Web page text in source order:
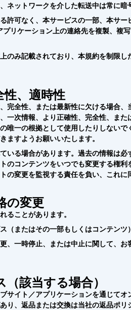
ネットワークを介した転送中は常に暗
許可なく、本サービスの一部、本サ
リケーション上の連絡先を複製、複
のみ記載されており、本規約を制限
性、適時性
完全性、または最新性に欠ける場合
一次情報、より正確性、完全性、ま
唯一の根拠として使用したりしないで
ますようお願いいたします。
いる場合があります。過去の情報は
のコンテンツをいつでも変更する権
の変更を監視する責任を負い、これに
の変更
ることがあります。
（またはその一部もしくはコンテンツ
、一時停止、または中止に関して、
該当する場合）
サイト／アプリケーションを通じて
り、返品または交換は当社の返品ポリ